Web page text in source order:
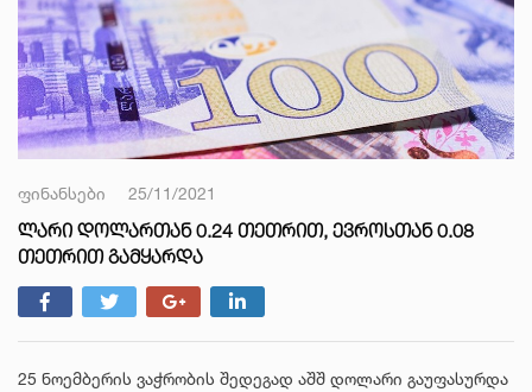
ფინანსები 25/11/2021
ᲚᲐᲠᲘ ᲓᲝᲚᲐᲠᲗᲐᲜ 0.24 ᲗᲔᲗᲠᲘᲗ, ᲔᲕᲠᲝᲡᲗᲐᲜ 0.08
ᲗᲔᲗᲠᲘᲗ ᲒᲐᲛᲧᲐᲠᲓᲐ
25 ნოემბერის ვაჭრობის შედეგად აშშ დოლარი გაუფასურდა